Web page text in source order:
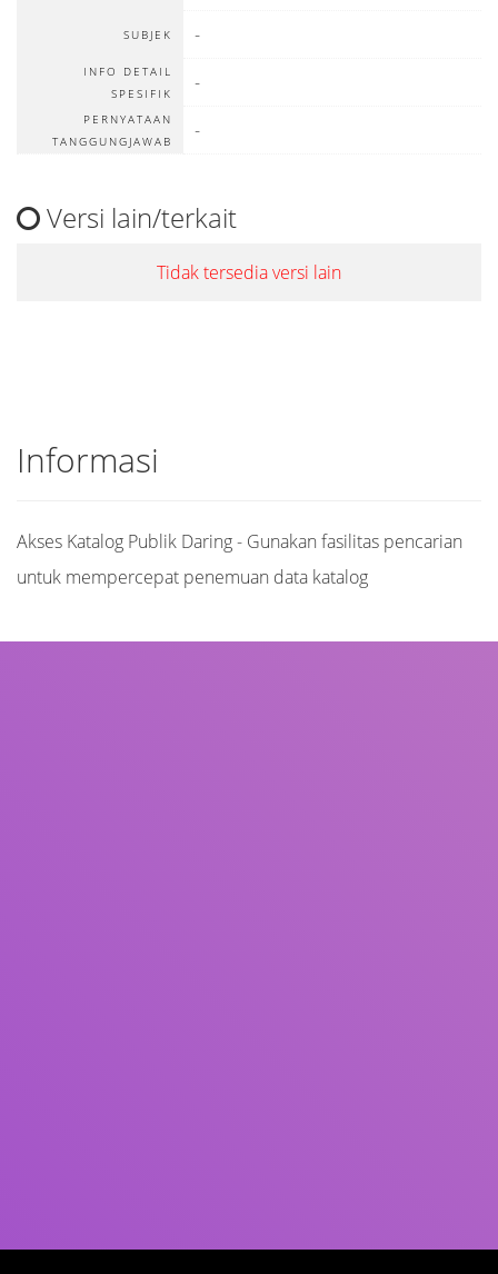
SUBJEK -
INFO DETAIL
SPESIFIK
-
PERNYATAAN
TANGGUNGJAWAB
-
Versi lain/terkait
Tidak tersedia versi lain
Informasi
Akses Katalog Publik Daring - Gunakan fasilitas pencarian
untuk mempercepat penemuan data katalog